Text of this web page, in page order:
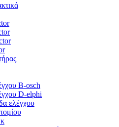
B-osch
D-elphi
ελέγχου